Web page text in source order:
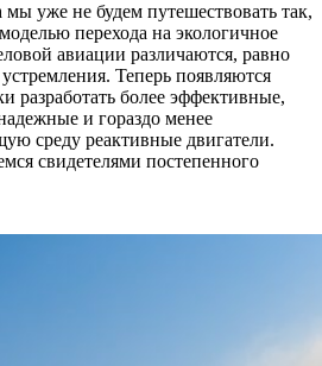
уже не будем путешествовать так,
перехода на экологичное
авиации различаются, равно
Теперь появляются
разработать более эффективные,
и гораздо менее
среду реактивные двигатели.
свидетелями постепенного